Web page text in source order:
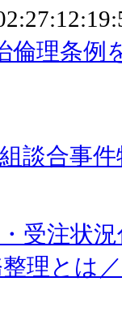
倫理条
談合事
受注状況
理とは